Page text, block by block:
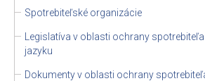
Spotrebiteľské organizácie
Legislatíva v oblasti ochrany
jazyku
Dokumenty v oblasti ochrany